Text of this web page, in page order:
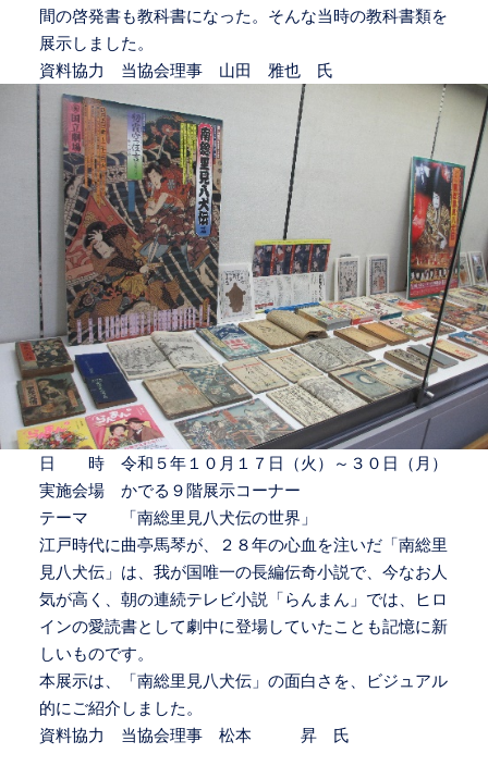
間の啓発書も教科書になった。そんな当時の教科書類を
展示しました。
資料協力 当協会理事 山田 雅也 氏
日 時 令和５年１０月１７日（火）～３０日（月）
実施会場 かでる９階展示コーナー
テーマ 「南総里見八犬伝の世界」
江戸時代に曲亭馬琴が、２８年の心血を注いだ「南総里
見八犬伝」は、我が国唯一の長編伝奇小説で、今なお人
気が高く、朝の連続テレビ小説「らんまん」では、ヒロ
インの愛読書として劇中に登場していたことも記憶に新
しいものです。
本展示は、「南総里見八犬伝」の面白さを、ビジュアル
的にご紹介しました。
資料協力 当協会理事 松本 昇 氏